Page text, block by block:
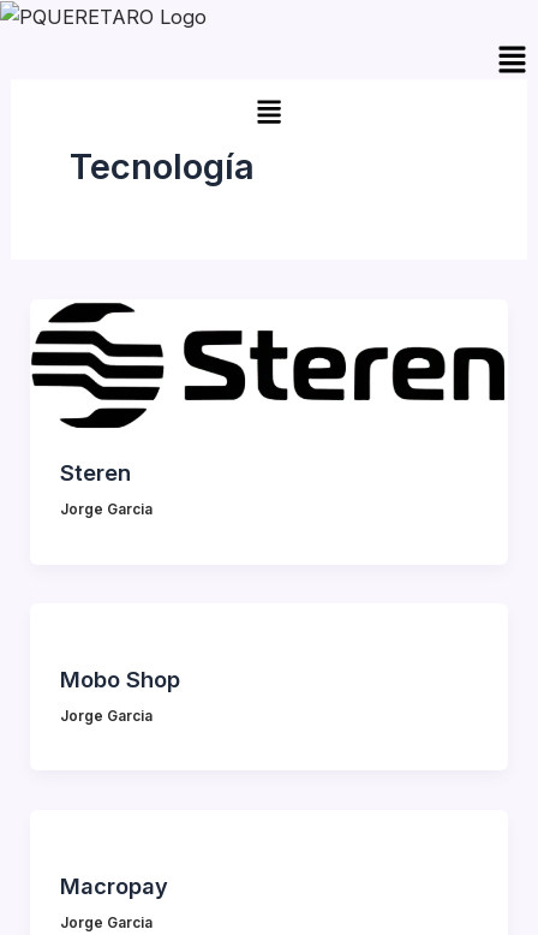
Skip
Tecnología
Steren
Jorge Garcia
Mobo Shop
Jorge Garcia
Macropay
Jorge Garcia